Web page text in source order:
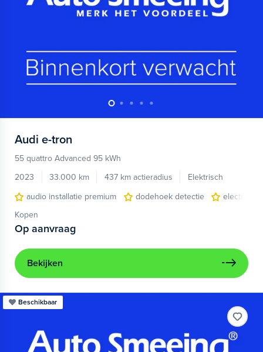
Audi e-tron
55 quattro Advanced 95 kWh
2023
33.000 km 437 km actieradius
Elektrisch
audio installatie premium
dodehoek detectie
electronic
Kopen
Op aanvraag
Bekijken
Beschikbaar